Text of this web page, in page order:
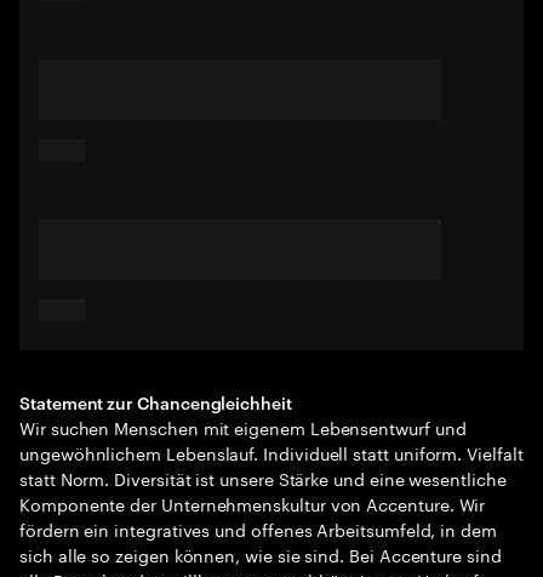
Statement zur Chancengleichheit
Wir suchen Menschen mit eigenem Lebensentwurf und
ungewöhnlichem Lebenslauf. Individuell statt uniform. Vielfalt
statt Norm. Diversität ist unsere Stärke und eine wesentliche
Komponente der Unternehmenskultur von Accenture. Wir
fördern ein integratives und offenes Arbeitsumfeld, in dem
sich alle so zeigen können, wie sie sind. Bei Accenture sind